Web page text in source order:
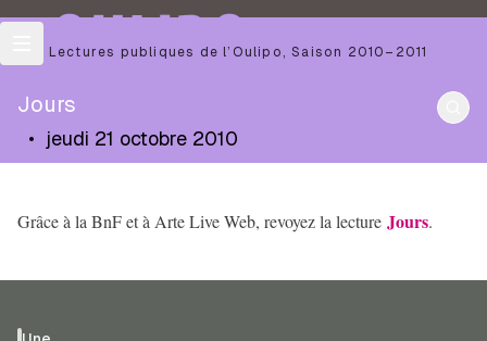
OULIPO
Les Lectures publiques de l’Oulipo ,Saison 2010–2011
Jours
• jeudi 21 octobre 2010
Grâce à la BnF et à Arte Live Web, revoyez la lecture Jours.